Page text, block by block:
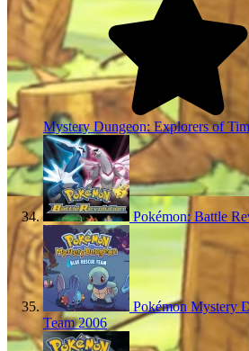
Mystery Dungeon: Explorers of
Pokémon: Battle
Pokémon Mystery
Team2006